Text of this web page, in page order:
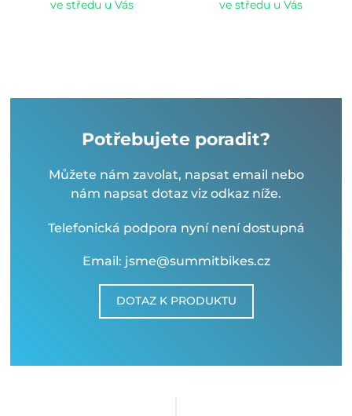
ve středu u Vás
ve středu u Vás
Potřebujete poradit?
Můžete nám zavolat, napsat email nebo
nám napsat dotaz viz odkaz níže.
Telefonická podpora nyní není dostupná
Email: jsme@summitbikes.cz
DOTAZ K PRODUKTU